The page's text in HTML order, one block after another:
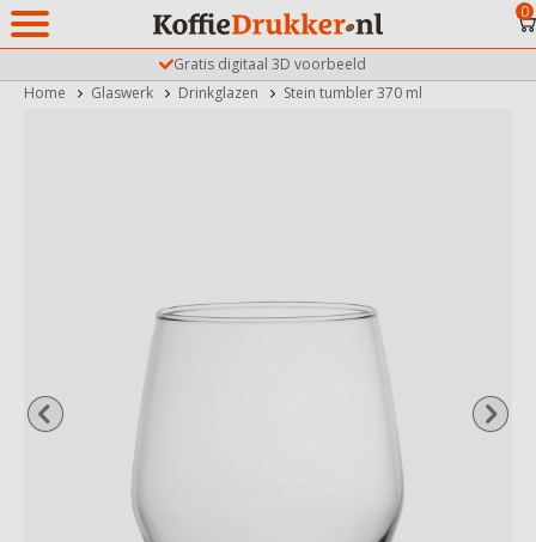
Gratis digitaal 3D voorbeeld
0
Home Glaswerk Drinkglazen Stein tumbler 370 ml